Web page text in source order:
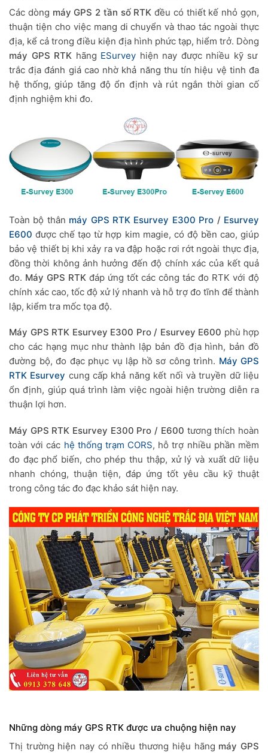
Các dòng máy GPS 2 tần số RTKđều có thiết kế nhỏ gọn,
thuận tiện cho việc mang di chuyển và thao tác ngoài thực
địa, kể cả trong điều kiện địa hình phức tạp, hiểm trở. Dòng
máy GPS RTK hãng ESurvey hiện nay được nhiều kỹ sư
trắc địa đánh giá cao nhờ khả năng thu tín hiệu vệ tinh đa
hệ thống, giúp tăng độ ổn định và rút ngắn thời gian cố
định nghiệm khi đo.
Toàn bộ thân máy GPS RTK Esurvey E300 Pro / Esurvey
E600 được chế tạo từ hợp kim magie, có độ bền cao, giúp
bảo vệ thiết bị khi xảy ra va đập hoặc rơi rớt ngoài thực địa,
đồng thời không ảnh hưởng đến độ chính xác của kết quả
đo. Máy GPS RTK đáp ứng tốt các công tác đo RTK với độ
chính xác cao, tốc độ xử lý nhanh và hỗ trợ đo tĩnh để thành
lập, kiểm tra mốc tọa độ.
Máy GPS RTK Esurvey E300 Pro / Esurvey E600 phù hợp
cho các hạng mục như thành lập bản đồ địa hình, bản đồ
đường bộ, đo đạc phục vụ lập hồ sơ công trình. Máy GPS
RTK Esurvey cung cấp khả năng kết nối và truyền dữ liệu
ổn định, giúp quá trình làm việc ngoài hiện trường diễn ra
thuận lợi hơn.
Máy GPS RTK Esurvey E300 Pro / E600 tương thích hoàn
toàn với các hệ thống trạm CORS, hỗ trợ nhiều phần mềm
đo đạc phổ biến, cho phép thu thập, xử lý và xuất dữ liệu
nhanh chóng, thuận tiện, đáp ứng tốt yêu cầu kỹ thuật
trong công tác đo đạc khảo sát hiện nay.
Những dòng máy GPS RTK được ưa chuộng hiện nay
Thị trường hiện nay có nhiều thương hiệu hãng máy GPS